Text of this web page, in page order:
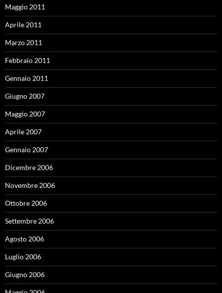
Maggio 2011
Aprile 2011
Marzo 2011
Febbraio 2011
Gennaio 2011
Giugno 2007
Maggio 2007
Aprile 2007
Gennaio 2007
Dicembre 2006
Novembre 2006
Ottobre 2006
Settembre 2006
Agosto 2006
Luglio 2006
Giugno 2006